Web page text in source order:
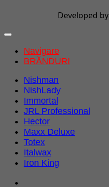
Developed by
Navigare
BRĂNDURI
Nishman
NishLady
Immortal
JRL Professional
Hector
Maxx Deluxe
Totex
Italwax
Iron King